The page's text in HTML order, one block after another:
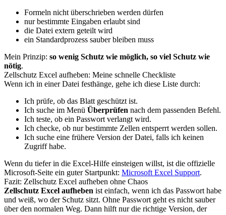
Formeln nicht überschrieben werden dürfen
nur bestimmte Eingaben erlaubt sind
die Datei extern geteilt wird
ein Standardprozess sauber bleiben muss
Mein Prinzip: so wenig Schutz wie möglich, so viel Schutz wie
nötig.
Zellschutz Excel aufheben: Meine schnelle Checkliste
Wenn ich in einer Datei festhänge, gehe ich diese Liste durch:
Ich prüfe, ob das Blatt geschützt ist.
Ich suche im Menü Überprüfen nach dem passenden Befehl.
Ich teste, ob ein Passwort verlangt wird.
Ich checke, ob nur bestimmte Zellen entsperrt werden sollen.
Ich suche eine frühere Version der Datei, falls ich keinen
Zugriff habe.
Wenn du tiefer in die Excel-Hilfe einsteigen willst, ist die offizielle
Microsoft-Seite ein guter Startpunkt: Microsoft Excel Support.
Fazit: Zellschutz Excel aufheben ohne Chaos
Zellschutz Excel aufheben ist einfach, wenn ich das Passwort habe
und weiß, wo der Schutz sitzt. Ohne Passwort geht es nicht sauber
über den normalen Weg. Dann hilft nur die richtige Version, der